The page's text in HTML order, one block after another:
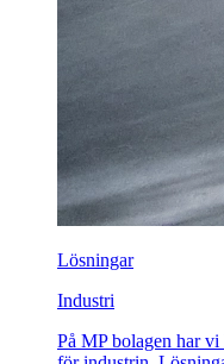
Lösningar
Industri
På MP bolagen har